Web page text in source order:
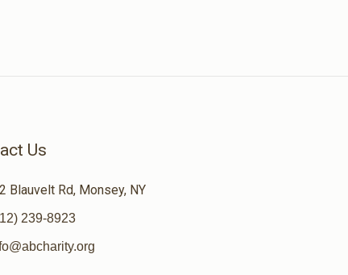
Us
Blauvelt Rd, Monsey, NY
239-8923